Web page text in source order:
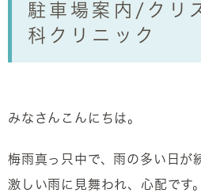
駐車場案内/クリ
科クリニック
みなさんこんにちは。
梅雨真っ只中で、雨の多い日が
激しい雨に見舞われ、心配です。